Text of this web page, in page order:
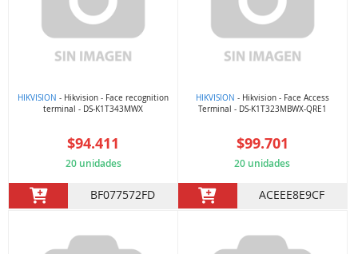
HIKVISION - Hikvision - Face recognition
terminal - DS-K1T343MWX
$94.411
20 unidades
BF077572FD
HIKVISION - Hikvision - Face Access
Terminal - DS-K1T323MBWX-QRE1
$99.701
20 unidades
ACEEE8E9CF